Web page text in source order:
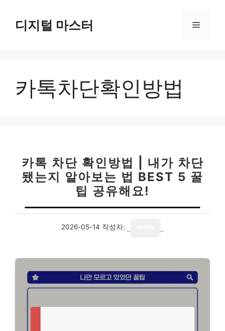
디지털 마스터 메
카톡차단확인방법
카톡 차단 확인방법 | 내가 차단
됐는지 알아보는 법 BEST 5 꿀
팁 공유해요!
2026-05-14 작성자: